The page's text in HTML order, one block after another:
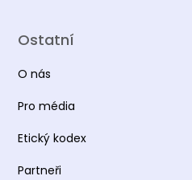
Ostatní
O nás
Pro média
Etický kodex
Partneři